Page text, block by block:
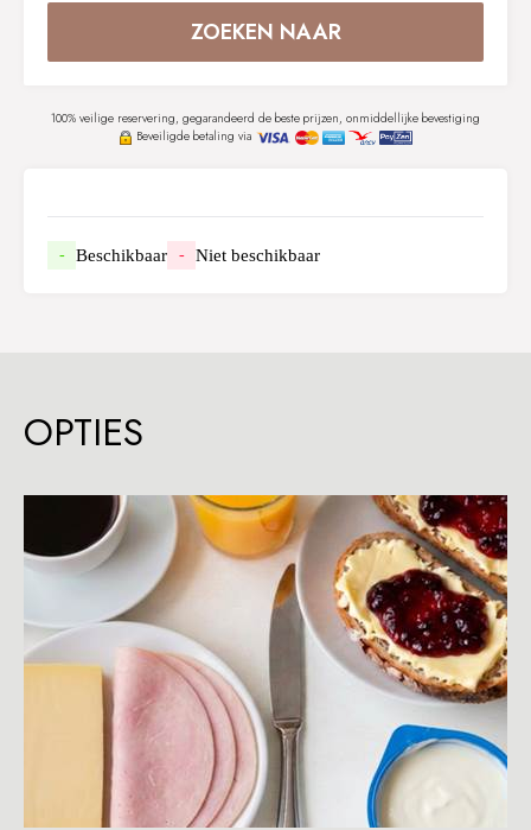
ZOEKEN NAAR
100% veilige reservering, gegarandeerd de beste prijzen, onmiddellijke bevestiging
Beveiligde betaling via
- Beschikbaar - Niet beschikbaar
OPTIES